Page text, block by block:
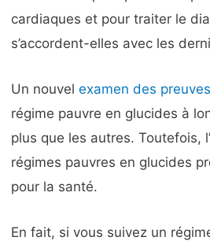
cardiaques et pour traiter le
s’accordent-elles avec les
Un nouvelexamen des preuves
régime pauvre en glucides à
plus que les autres. Toutefois,
régimes pauvres en glucides
pour la santé.
En fait, si vous suivez un